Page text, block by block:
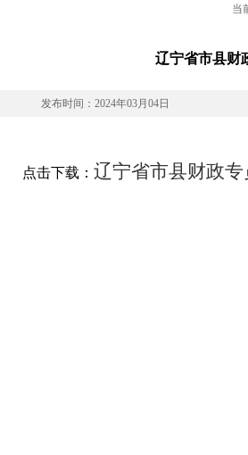
当
辽宁省市县财
发布时间：2024年03月04日
点击下载： 辽宁省市县财政